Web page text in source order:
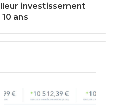
investissement
ans